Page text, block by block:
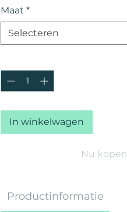
Maat *
Selecteren
In winkelwagen
Nu kopen
Productinformatie